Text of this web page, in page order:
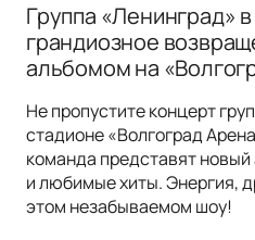
Группа «Ленинград»
грандиозное
альбомом на
Не пропустите концерт
стадионе «Волгоград
команда представят
и любимые хиты. Энергия,
этом незабываемом шоу!